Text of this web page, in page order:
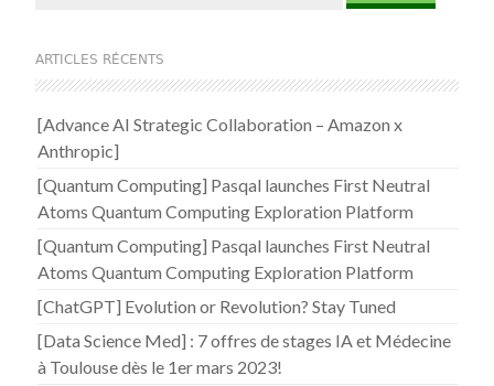
ARTICLES RÉCENTS
[Advance AI Strategic Collaboration – Amazon x
Anthropic]
[Quantum Computing] Pasqal launches First Neutral
Atoms Quantum Computing Exploration Platform
[Quantum Computing] Pasqal launches First Neutral
Atoms Quantum Computing Exploration Platform
[ChatGPT] Evolution or Revolution? Stay Tuned
[Data Science Med] : 7 offres de stages IA et Médecine
à Toulouse dès le 1er mars 2023!